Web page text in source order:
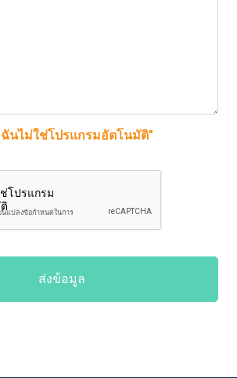
นไม่ใช่โปรแกรมอัตโนมัติ"
ส่งข้อมูล